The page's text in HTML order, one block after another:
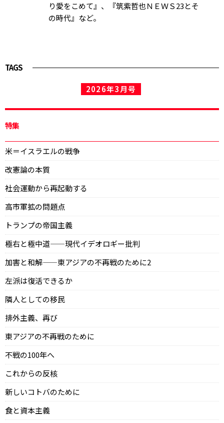
り愛をこめて』、『筑紫哲也ＮＥＷＳ23とそ
の時代』など。
TAGS
2026年3月号
特集
米＝イスラエルの戦争
改憲論の本質
社会運動から再起動する
高市軍拡の問題点
トランプの帝国主義
極右と極中道——現代イデオロギー批判
加害と和解——東アジアの不再戦のために2
左派は復活できるか
隣人としての移民
排外主義、再び
東アジアの不再戦のために
不戦の100年へ
これからの反核
新しいコトバのために
食と資本主義